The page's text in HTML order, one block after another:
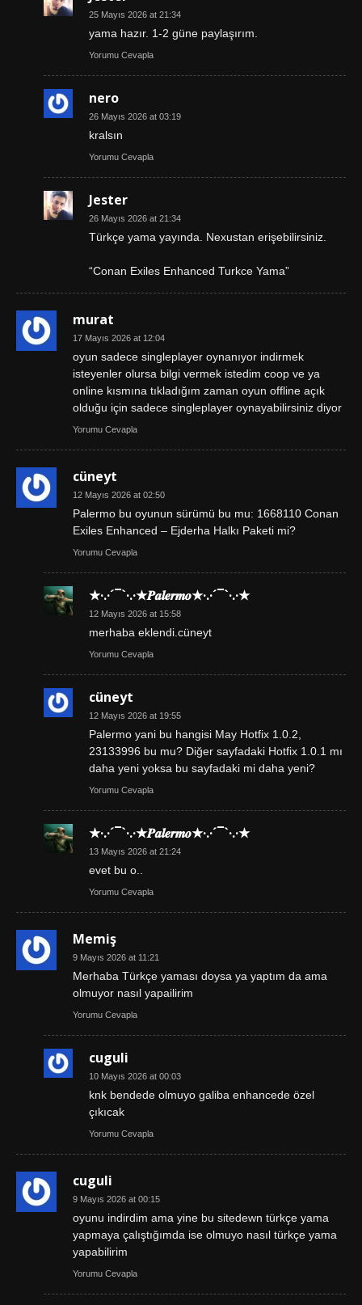
25 Mayıs 2026 at 21:34
yama hazır. 1-2 güne paylaşırım.
Yorumu Cevapla
nero
26 Mayıs 2026 at 03:19
kralsın
Yorumu Cevapla
Jester
26 Mayıs 2026 at 21:34
Türkçe yama yayında. Nexustan erişebilirsiniz.
“Conan Exiles Enhanced Turkce Yama”
murat
17 Mayıs 2026 at 12:04
oyun sadece singleplayer oynanıyor indirmek
isteyenler olursa bilgi vermek istedim coop ve ya
online kısmına tıkladığım zaman oyun offline açık
olduğu için sadece singleplayer oynayabilirsiniz diyor
Yorumu Cevapla
cüneyt
12 Mayıs 2026 at 02:50
Palermo bu oyunun sürümü bu mu: 1668110 Conan
Exiles Enhanced – Ejderha Halkı Paketi mi?
Yorumu Cevapla
★·.·´¯`·.·★𝑷𝒂𝒍𝒆𝒓𝒎𝒐★·.·´¯`·.·★
12 Mayıs 2026 at 15:58
merhaba eklendi.cüneyt
Yorumu Cevapla
cüneyt
12 Mayıs 2026 at 19:55
Palermo yani bu hangisi May Hotfix 1.0.2,
23133996 bu mu? Diğer sayfadaki Hotfix 1.0.1 mı
daha yeni yoksa bu sayfadaki mi daha yeni?
Yorumu Cevapla
★·.·´¯`·.·★𝑷𝒂𝒍𝒆𝒓𝒎𝒐★·.·´¯`·.·★
13 Mayıs 2026 at 21:24
evet bu o..
Yorumu Cevapla
Memiş
9 Mayıs 2026 at 11:21
Merhaba Türkçe yaması doysa ya yaptım da ama
olmuyor nasıl yapailirim
Yorumu Cevapla
cuguli
10 Mayıs 2026 at 00:03
knk bendede olmuyo galiba enhancede özel
çıkıcak
Yorumu Cevapla
cuguli
9 Mayıs 2026 at 00:15
oyunu indirdim ama yine bu sitedewn türkçe yama
yapmaya çalıştığımda ise olmuyo nasıl türkçe yama
yapabilirim
Yorumu Cevapla